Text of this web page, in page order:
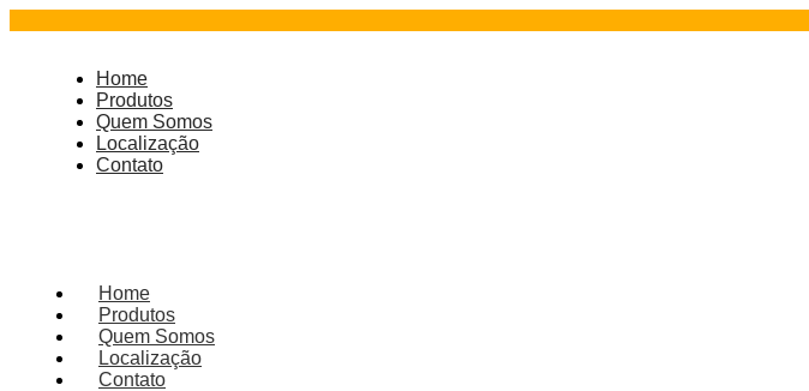
Home
Produtos
Quem Somos
Localização
Contato
Home
Produtos
Quem Somos
Localização
Contato